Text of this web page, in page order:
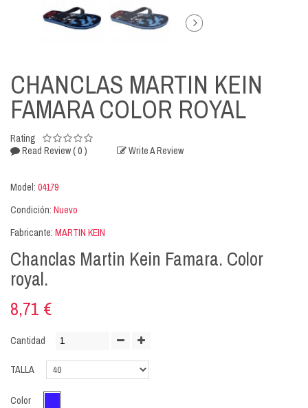
CHANCLAS MARTIN KEIN
FAMARA COLOR ROYAL
Rating
Read Review( 0 ) Write A Review
Model: 04179
Condición: Nuevo
Fabricante: MARTIN KEIN
Chanclas Martin Kein Famara. Color
royal.
8,71 €
Cantidad
TALLA
Color